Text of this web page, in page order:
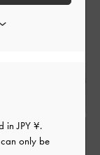
inJPY ¥.
can only be